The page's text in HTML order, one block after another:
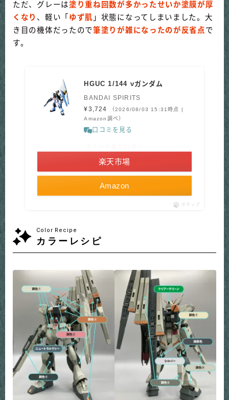
ただ、グレーは塗り重ね回数が多かったせいか塗膜が厚
くなり 、軽い「 ゆず肌 」状態になってしまいました。大
き目の機体だったので筆塗りが雑になったのが反省点で
す。
HGUC 1/144 νガンダム
BANDAI SPIRITS
¥3,724
（2026/08/03 15:31時点 |
Amazon調べ）
口コミを見る
Amazon
楽天市場
ポチップ
Color Recipe
カラーレシピ